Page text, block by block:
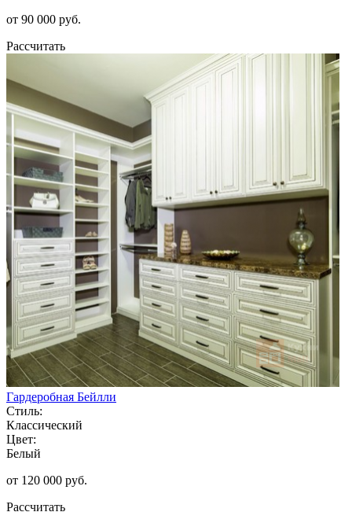
от 90 000 руб.
Рассчитать
Гардеробная Бейлли
Стиль:
Классический
Цвет:
Белый
от 120 000 руб.
Рассчитать